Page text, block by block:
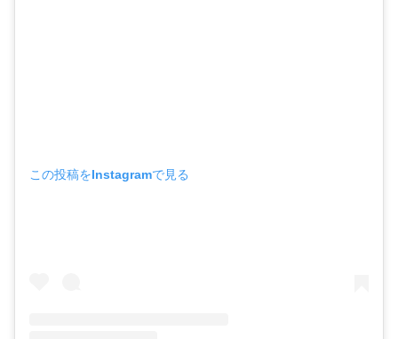
この投稿をInstagramで見る